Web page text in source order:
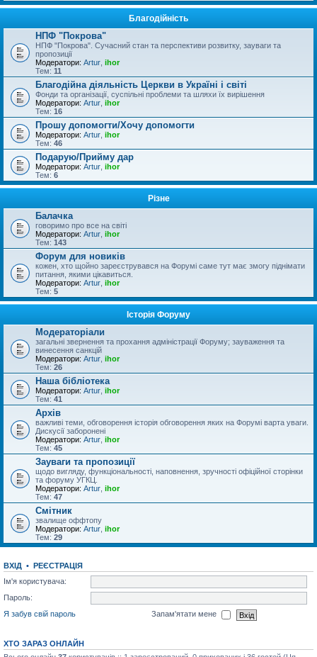
Благодійність
НПФ "Покрова"
НПФ "Покрова". Сучасний стан та перспективи розвитку, зауваги та
пропозиції
Модератори: Artur ihor
Тем: 11
Благодійна діяльність Церкви в Україні і світі
Фонди та організації, суспільні проблеми та шляхи їх вирішення
Модератори: Artur ihor
Тем: 16
Прошу допомогти/Хочу допомогти
Модератори: Artur ihor
Тем: 46
Подарую/Прийму дар
Модератори: Artur ihor
Тем: 6
Різне
Балачка
говоримо про все на світі
Модератори: Artur ihor
Тем: 143
Форум для новиків
кожен, хто щойно зареєструвався на Форумі саме тут має змогу піднімати
питання, якими цікавиться.
Модератори: Artur ihor
Тем: 5
Історія Форуму
Модераторіали
загальні звернення та прохання адміністрації Форуму; зауваження та
винесення санкцій
Модератори: Artur ihor
Тем: 26
Наша бібліотека
Модератори: Artur ihor
Тем: 41
Архів
важливі теми, обговорення історія обговорення яких на Форумі варта уваги.
Дискусії заборонені
Модератори: Artur ihor
Тем: 45
Зауваги та пропозиції
щодо вигляду, функціональності, наповнення, зручності офіційної сторінки
та форуму УГКЦ.
Модератори: Artur ihor
Тем: 47
Смітник
звалище оффтопу
Модератори: Artur ihor
Тем: 29
ВХІД • РЕЄСТРАЦІЯ
Ім'я користувача:
Пароль:
Я забув свій пароль
Запам'ятати мене
ХТО ЗАРАЗ ОНЛАЙН